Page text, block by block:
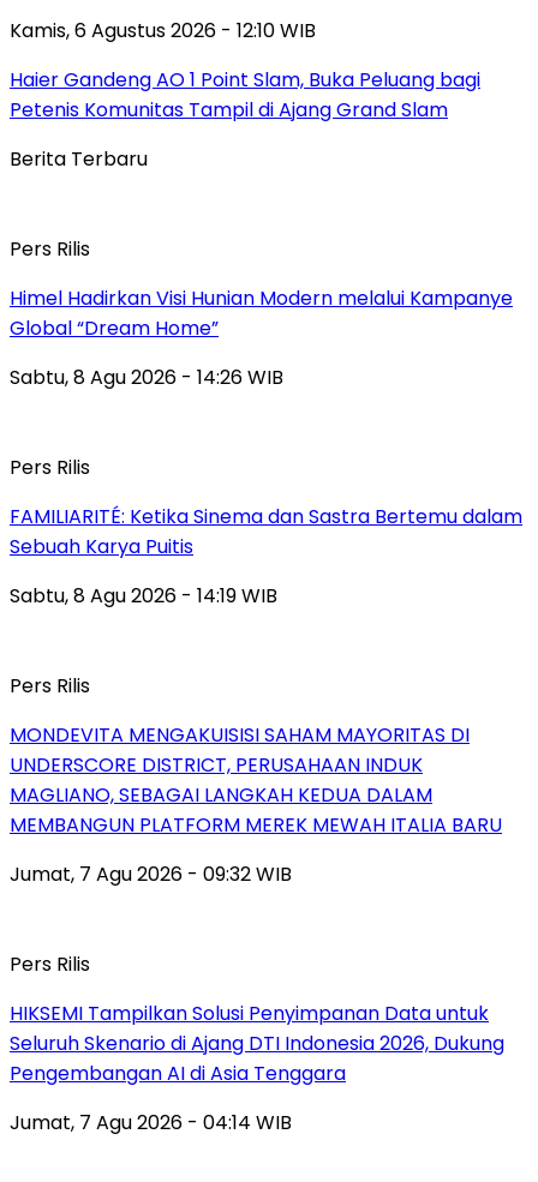
Kamis, 6 Agustus 2026 - 12:10 WIB
Haier Gandeng AO 1 Point Slam, Buka Peluang bagi
Petenis Komunitas Tampil di Ajang Grand Slam
Berita Terbaru
Pers Rilis
Himel Hadirkan Visi Hunian Modern melalui Kampanye
Global “Dream Home”
Sabtu, 8 Agu 2026 - 14:26 WIB
Pers Rilis
FAMILIARITÉ: Ketika Sinema dan Sastra Bertemu dalam
Sebuah Karya Puitis
Sabtu, 8 Agu 2026 - 14:19 WIB
Pers Rilis
MONDEVITA MENGAKUISISI SAHAM MAYORITAS DI
UNDERSCORE DISTRICT, PERUSAHAAN INDUK
MAGLIANO, SEBAGAI LANGKAH KEDUA DALAM
MEMBANGUN PLATFORM MEREK MEWAH ITALIA BARU
Jumat, 7 Agu 2026 - 09:32 WIB
Pers Rilis
HIKSEMI Tampilkan Solusi Penyimpanan Data untuk
Seluruh Skenario di Ajang DTI Indonesia 2026, Dukung
Pengembangan AI di Asia Tenggara
Jumat, 7 Agu 2026 - 04:14 WIB